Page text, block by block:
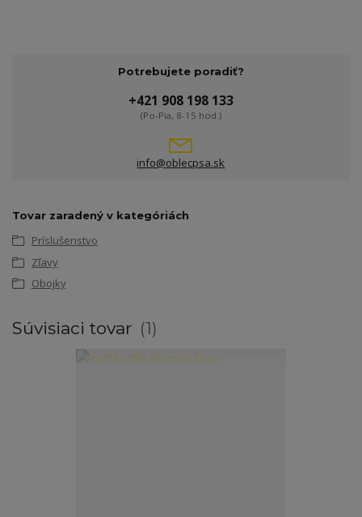
Potrebujete poradiť?
+421 908 198 133
(Po-Pia, 8-15 hod.)
info@oblecpsa.sk
Tovar zaradený v kategóriách
Príslušenstvo
Zľavy
Obojky
Súvisiaci tovar 1